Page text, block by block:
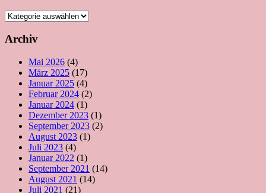
Kategorien
Archiv
Mai 2026 (4)
März 2025 (17)
Januar 2025 (4)
Februar 2024 (2)
Januar 2024 (1)
Dezember 2023 (1)
September 2023 (2)
August 2023 (1)
Juli 2023 (4)
Januar 2022 (1)
September 2021 (14)
August 2021 (14)
Juli 2021 (21)